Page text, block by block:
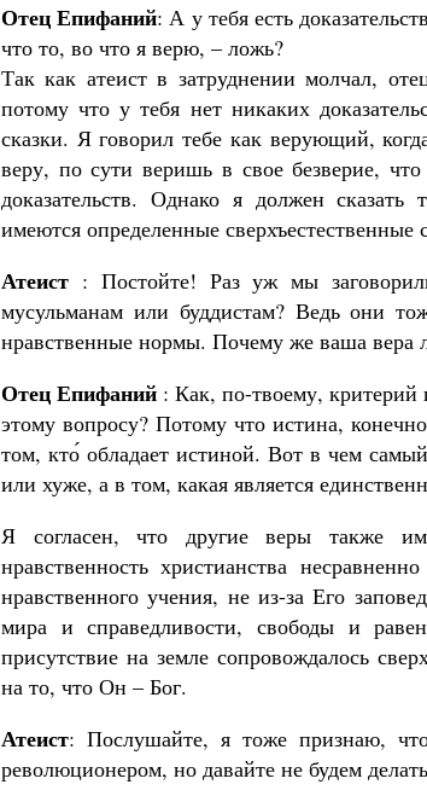
Отец Епифаний: А у тебя есть
что то, во что я верю, – ложь?
Так как атеист в затруднении молчал,
потому что у тебя нет никаких
сказки. Я говорил тебе как верующий,
веру, по сути веришь в свое безверие,
доказательств. Однако я должен
имеются определенные
Атеист : Постойте! Раз уж мы
мусульманам или буддистам? Ведь они
нравственные нормы. Почему же ваша вера
Отец Епифаний : Как, по-твоему, критерий
этому вопросу? Потому что истина,
том, кто́ обладает истиной. Вот в чем
или хуже, а в том, какая является
Я согласен, что другие веры также
нравственность христианства
нравственного учения, не из-за Его
мира и справедливости, свободы и
присутствие на земле сопровождалось
на то, что Он – Бог.
Атеист: Послушайте, я тоже признаю,
революционером, но давайте не будем